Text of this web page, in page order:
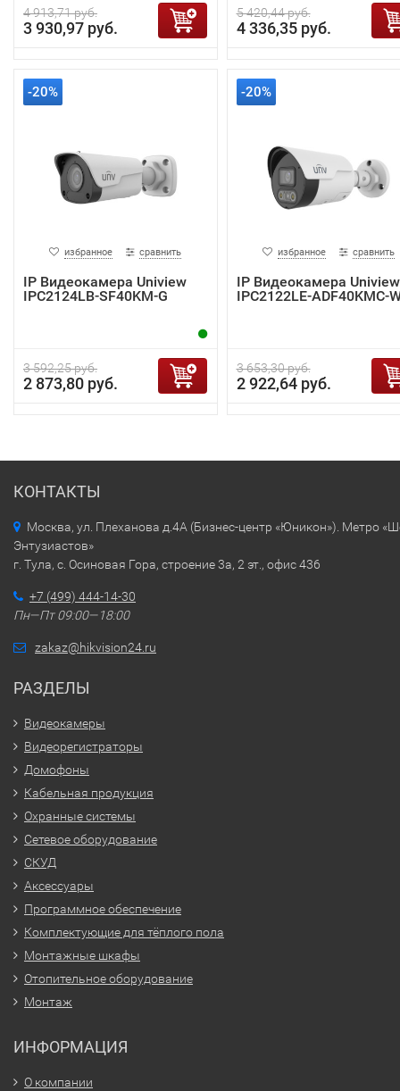
4 913,71 руб.
3 930,97 руб.
5 420,44 руб.
4 336,35 руб.
-20%
избранное сравнить
IP Видеокамера Uniview
IPC2124LB-SF40KM-G
3 592,25 руб.
2 873,80 руб.
-20%
избранное сравнить
IP Видеокамера Uniview
IPC2122LE-ADF40KMC-
3 653,30 руб.
2 922,64 руб.
КОНТАКТЫ
Москва, ул. Плеханова д.4А (Бизнес-центр «Юникон»). Метро
Энтузиастов»
г. Тула, с. Осиновая Гора, строение 3а, 2 эт., офис 436
+7 (499) 444-14-30
Пн—Пт 09:00—18:00
zakaz@hikvision24.ru
РАЗДЕЛЫ
Видеокамеры
Видеорегистраторы
Домофоны
Кабельная продукция
Охранные системы
Сетевое оборудование
СКУД
Аксессуары
Программное обеспечение
Комплектующие для тёплого пола
Монтажные шкафы
Отопительное оборудование
Монтаж
ИНФОРМАЦИЯ
О компании